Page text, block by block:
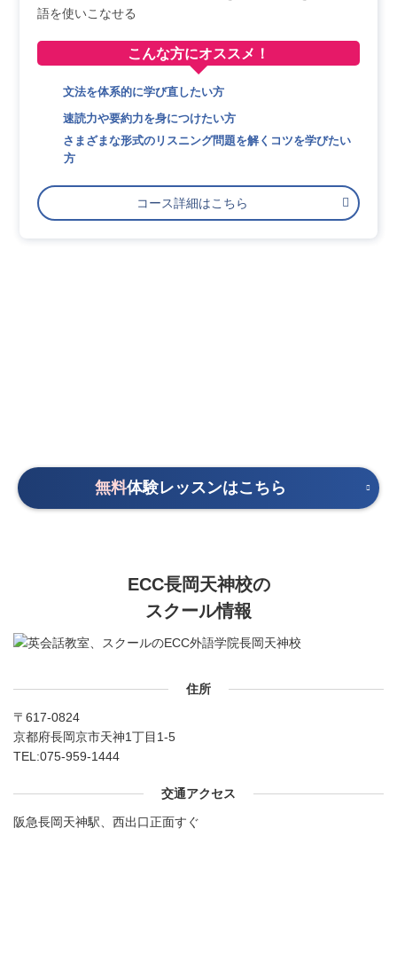
語を使いこなせる
こんな方にオススメ！
文法を体系的に学び直したい方
速読力や要約力を身につけたい方
さまざまな形式のリスニング問題を解くコツを学びたい
方
コース詳細はこちら
無料体験レッスンはこちら
ECC長岡天神校の
スクール情報
住所
〒617-0824
京都府長岡京市天神1丁目1-5
TEL:075-959-1444
交通アクセス
阪急長岡天神駅、西出口正面すぐ